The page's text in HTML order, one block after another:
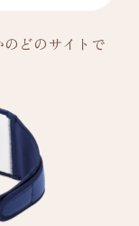
どのサイトで